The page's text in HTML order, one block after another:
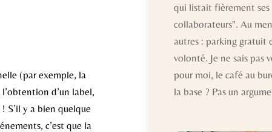
(par exemple, la
d’un label,
S’il y a bien quelque
c’est que la
qui listait fièrement ses
collaborateurs". Au
autres : parking gratuit
volonté. Je ne sais pas
pour moi, le café au
la base ? Pas un